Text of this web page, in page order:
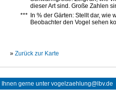
dieser Art sind. Große Zahlen
*** In % der Gärten: Stellt dar,
Beobachter den Vogel sehen
» Zurück zur Karte
Ihnen gerne unter vogelzaehlung@lbv.de